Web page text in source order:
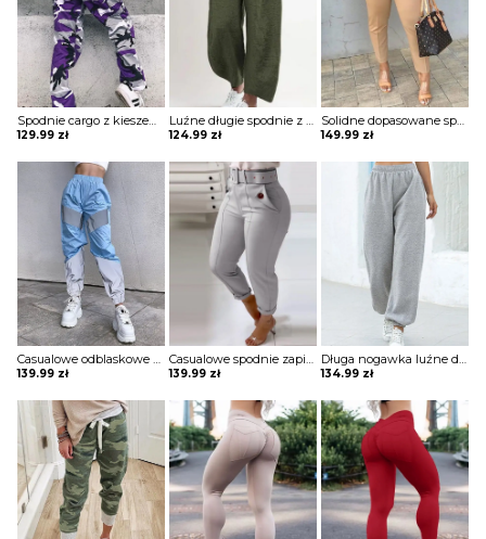
Spodnie cargo z kieszeniami w kamuflażu Annegien
129.99 zł
Luźne długie spodnie z solidną kieszenią szorty Dotty
124.99 zł
Solidne dopasowane spodnie z kieszeniami Thordis
149.99 zł
Casualowe odblaskowe spodnie dresowe colorblock szorty Deonna
139.99 zł
Casualowe spodnie zapinane na guziki Hiroko
139.99 zł
Długa nogawka luźne dresowe jednolite bez wzoru ściągacz wiązane kieszenie casual spodnie Iyana
134.99 zł